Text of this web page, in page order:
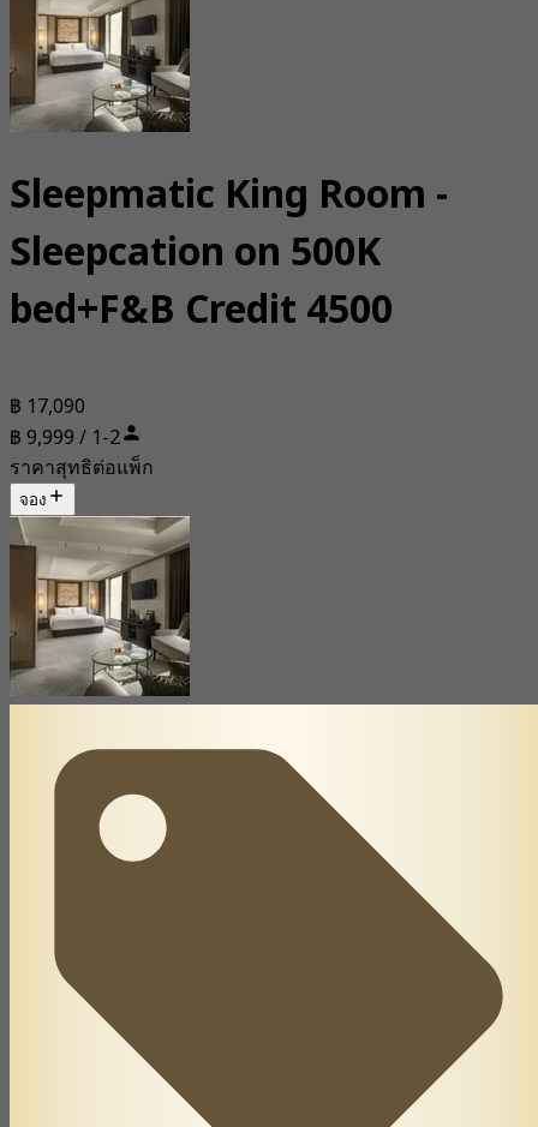
Sleepmatic King Room -
Sleepcation on 500K
bed+F&B Credit 4500
฿ 17,090
฿ 9,999 / 1-2
ราคาสุทธิต่อแพ็ก
จอง